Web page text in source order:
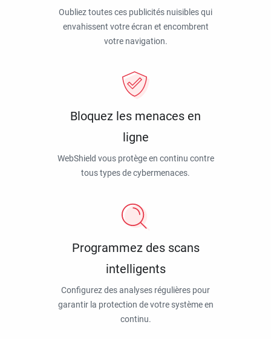
Oubliez toutes ces publicités nuisibles qui
envahissent votre écran et encombrent
votre navigation.
Bloquez les menaces en
ligne
WebShield vous protège en continu contre
tous types de cybermenaces.
Programmez des scans
intelligents
Configurez des analyses régulières pour
garantir la protection de votre système en
continu.